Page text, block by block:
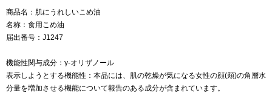
商品名：肌にうれしいこめ油
名称：食用こめ油
届出番号：J1247
機能性関与成分：γ-オリザノール
表示しようとする機能性：本品には、肌の乾燥が気になる女性の顔(頬)の角層水
分量を増加させる機能について報告のある成分が含まれています。